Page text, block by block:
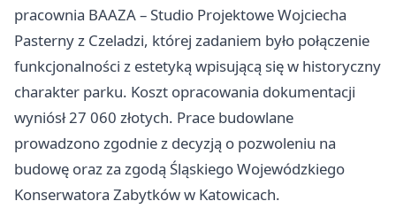
pracownia BAAZA – Studio Projektowe Wojciecha
Pasterny z Czeladzi, której zadaniem było połączenie
funkcjonalności z estetyką wpisującą się w historyczny
charakter parku. Koszt opracowania dokumentacji
wyniósł 27 060 złotych. Prace budowlane
prowadzono zgodnie z decyzją o pozwoleniu na
budowę oraz za zgodą Śląskiego Wojewódzkiego
Konserwatora Zabytków w Katowicach.